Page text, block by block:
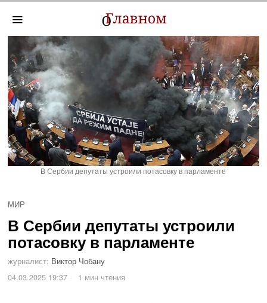
В Сербии депутаты устроили потасовку в парламенте
МИР
В Сербии депутаты устроили
потасовку в парламенте
журналист: Виктор Чобану
04.03.2025 19:37
1 мин чтения